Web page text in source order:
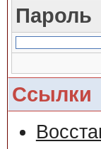
Пароль
Ссылки